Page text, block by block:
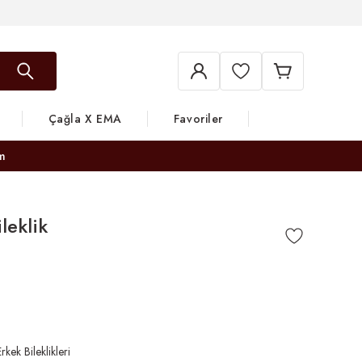
Çağla X EMA Favoriler
Bileklikleri